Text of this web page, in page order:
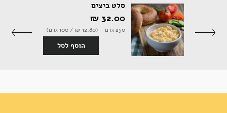
סלט ביצים
32.00 ‏₪
250 גרם - (12.80 ‏₪ / 100 גרם)
הוסף לסל